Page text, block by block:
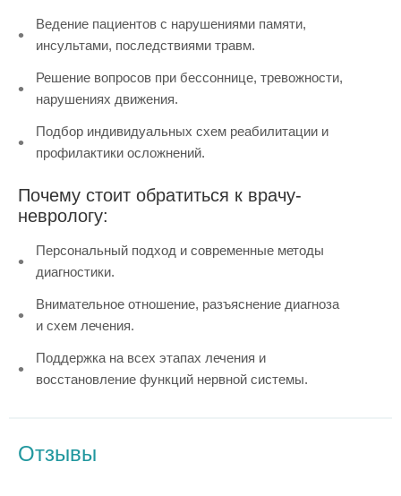
Ведение пациентов с нарушениями памяти,
инсультами, последствиями травм.
Решение вопросов при бессоннице, тревожности,
нарушениях движения.
Подбор индивидуальных схем реабилитации и
профилактики осложнений.
Почему стоит обратиться к врачу-
неврологу:
Персональный подход и современные методы
диагностики.
Внимательное отношение, разъяснение диагноза
и схем лечения.
Поддержка на всех этапах лечения и
восстановление функций нервной системы.
Отзывы